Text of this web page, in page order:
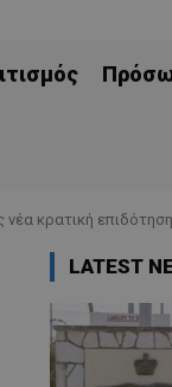
κρατική επιδότηση
LATEST